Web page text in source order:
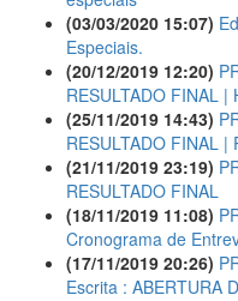
(03/03/2020 15:07)
Especiais.
(20/12/2019 12:20)
RESULTADO FINAL |
(25/11/2019 14:43)
RESULTADO FINAL |
(21/11/2019 23:19)
RESULTADO FINAL
(18/11/2019 11:08)
Cronograma de
(17/11/2019 20:26)
Escrita : ABERTURA